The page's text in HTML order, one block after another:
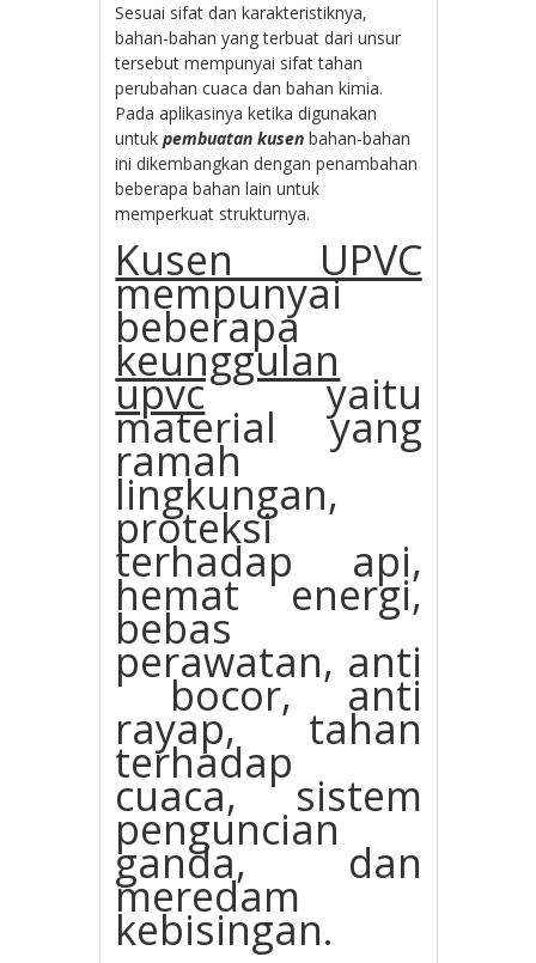
Sesuai sifat dan karakteristiknya,
bahan-bahan yang terbuat dari unsur
tersebut mempunyai sifat tahan
perubahan cuaca dan bahan kimia.
Pada aplikasinya ketika digunakan
untuk pembuatan kusen bahan-bahan
ini dikembangkan dengan penambahan
beberapa bahan lain untuk
memperkuat strukturnya.
Kusen UPVC
mempunyai
beberapa
keunggulan
upvcyaitu
material yang
ramah
lingkungan,
proteksi
terhadap api,
hemat energi,
bebas
perawatan, anti
bocor, anti
rayap, tahan
terhadap
cuaca, sistem
penguncian
ganda, dan
meredam
kebisingan.